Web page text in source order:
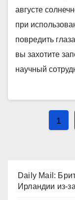
августе
при
повредить
вы захотите
научный
1
Daily Mail:
Ирландии из-